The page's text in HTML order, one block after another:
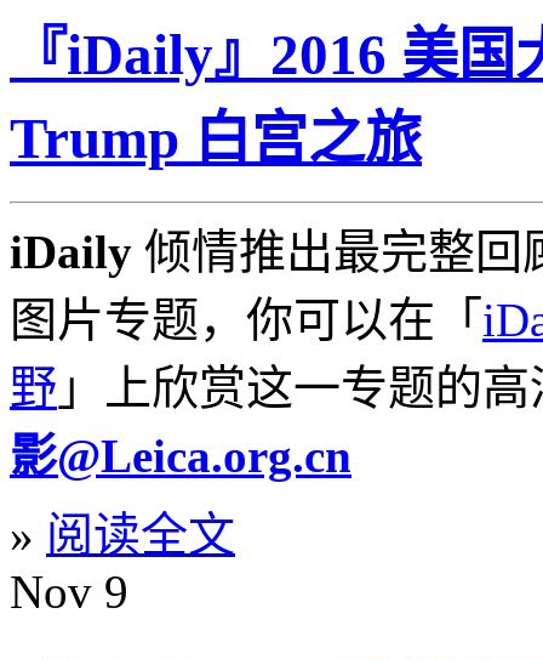
『iDaily』2016 美
Trump 白宫之旅
iDaily 倾情推出最完整回
图片专题，你可以在「
野 」上欣赏这一专题的
影@Leica.org.cn
» 阅读全文
Nov 9